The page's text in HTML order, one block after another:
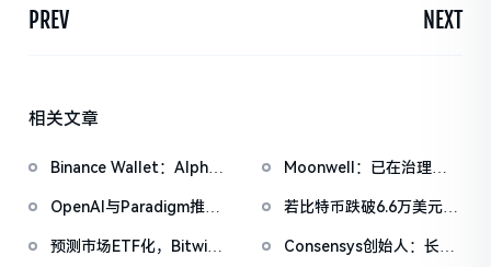
PREV NEXT
相关文章
Binance Wallet：Alpha
放申领，积分门槛242分
Moonwell：已在治理论
分赔偿
OpenAI与Paradigm推出
Agent在智能合约安全中
若比特币跌破6.6万美元，
度将达9.57亿
预测市场ETF化，Bitwise
Consensys创始人：长期